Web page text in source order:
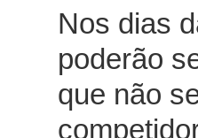
Nos dias
poderão
que não